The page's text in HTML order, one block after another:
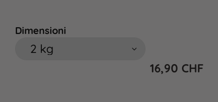
Dimensioni
16,90 CHF